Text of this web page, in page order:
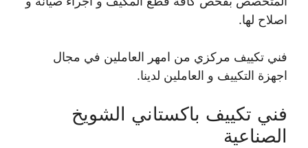
اصلاح لها.
فني تكييف مركزي من امهر العاملين في مجال
اجهزة التكييف و العاملين لدينا.
فني تكييف باكستاني الشويخ
الصناعية